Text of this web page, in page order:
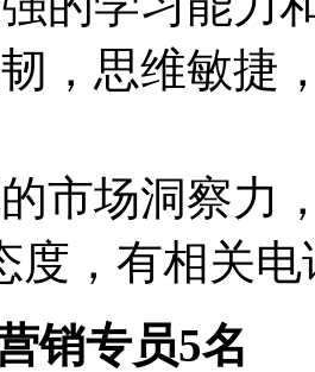
，思维敏捷
市场洞察力
度，有相关
销专员5名